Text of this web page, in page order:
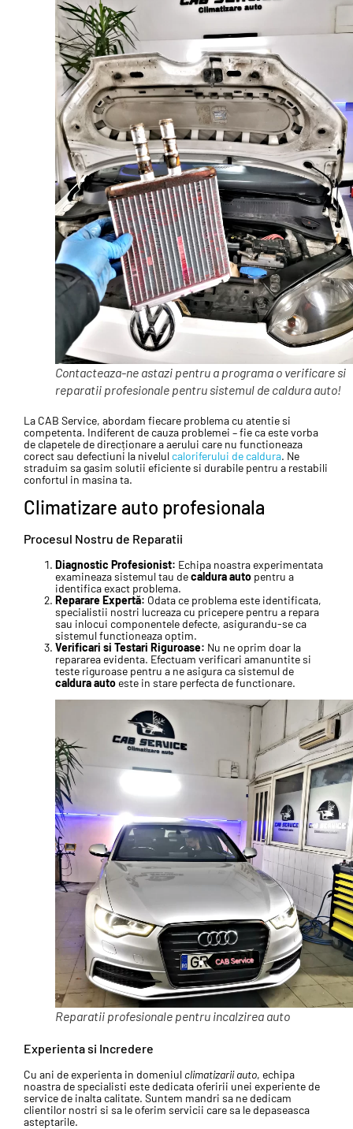
Contacteaza-ne astazi pentru a programa o verificare si
reparatii profesionale pentru sistemul de caldura auto!
La CAB Service, abordam fiecare problema cu atentie si
competenta. Indiferent de cauza problemei – fie ca este vorba
de clapetele de direcționare a aerului care nu functioneaza
corect sau defectiuni la nivelulcaloriferului de caldura. Ne
straduim sa gasim solutii eficiente si durabile pentru a restabili
confortul in masina ta.
Climatizare auto profesionala
Procesul Nostru de Reparatii
Diagnostic Profesionist: Echipa noastra experimentata
examineaza sistemul tau decaldura auto pentru a
identifica exact problema.
Reparare Expertă: Odata ce problema este identificata,
specialistii nostri lucreaza cu pricepere pentru a repara
sau inlocui componentele defecte, asigurandu-se ca
sistemul functioneaza optim.
Verificari si Testari Riguroase: Nu ne oprim doar la
repararea evidenta. Efectuam verificari amanuntite si
teste riguroase pentru a ne asigura ca sistemul de
caldura auto este in stare perfecta de functionare.
Reparatii profesionale pentru incalzirea auto
Experienta si Incredere
Cu ani de experienta in domeniul climatizarii auto, echipa
noastra de specialisti este dedicata oferirii unei experiente de
service de inalta calitate. Suntem mandri sa ne dedicam
clientilor nostri si sa le oferim servicii care sa le depaseasca
asteptarile.